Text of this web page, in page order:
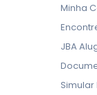
Minha
JBA